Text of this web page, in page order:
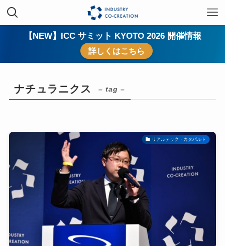
【NEW】ICC サミット KYOTO 2026 開催情報
詳しくはこちら
ナチュラニクス – tag –
リアルテック・カタパルト